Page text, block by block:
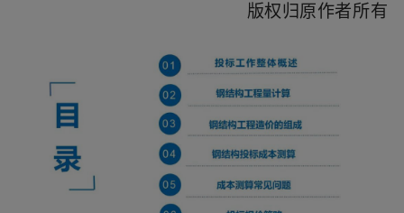
版权归原作者所有